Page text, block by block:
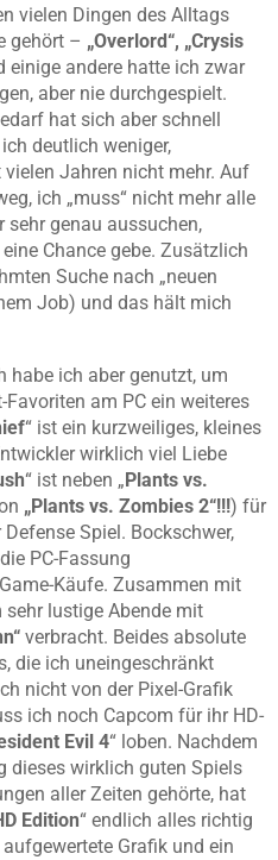
vielen Dingen des Alltags
gehört – „Overlord“, „Crysis
einige andere hatte ich zwar
aber nie durchgespielt.
hat sich aber schnell
deutlich weniger,
Jahren nicht mehr. Auf
ich „muss“ nicht mehr alle
genau aussuchen,
Chance gebe. Zusätzlich
Suche nach „neuen
Job) und das hält mich
habe ich aber genutzt, um
am PC ein weiteres
“ ist ein kurzweiliges, kleines
wirklich viel Liebe
“ ist neben „ Plants vs.
„Plants vs. Zombies 2“!!!) für
Spiel. Bockschwer,
PC-Fassung
Käufe. Zusammen mit
sehr lustige Abende mit
verbracht. Beides absolute
die ich uneingeschränkt
nicht von der Pixel-Grafik
ich noch Capcom für ihr HD-
Evil 4“ loben. Nachdem
dieses wirklich guten Spiels
aller Zeiten gehörte, hat
Edition“ endlich alles richtig
Grafik und ein